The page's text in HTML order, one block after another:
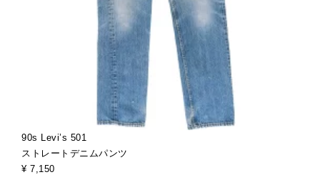
90s Levi’s 501
ストレートデニムパンツ
¥ 7,150